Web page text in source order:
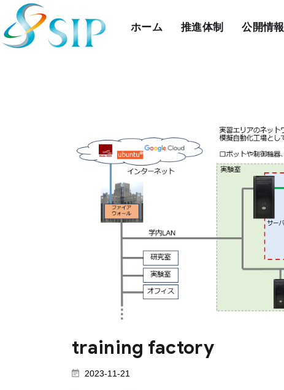
ホーム 推進体制 公開情報
training factory
2023-11-21